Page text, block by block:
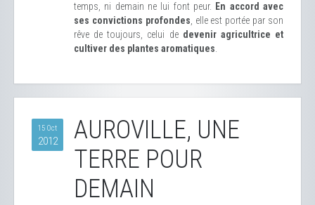
temps, ni demain ne lui font peur.
En accord avec
ses convictions profondes , elle est portée par son
rêve de toujours, celui de devenir agricultrice et
cultiver des plantes aromatiques
15 Oct
2012
AUROVILLE, UNE
TERRE POUR
DEMAIN